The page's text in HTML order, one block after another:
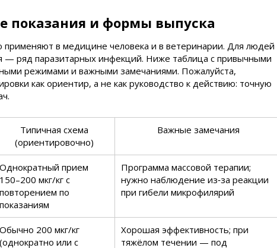
показания и формы выпуска
в медицине человека и в ветеринарии. Для людей
— ряд паразитарных инфекций. Ниже таблица с привычными
режимами и важными замечаниями. Пожалуйста,
как ориентир, а не как руководство к действию: точную
Типичная схема
(ориентировочно)
Важные замечания
Однократный прием
150–200 мкг/кг с
повторением по
показаниям
Программа массовой терапии;
нужно наблюдение из‑за реакции
при гибели микрофилярий
Обычно 200 мкг/кг
(однократно или с
Хорошая эффективность; при
тяжёлом течении — под